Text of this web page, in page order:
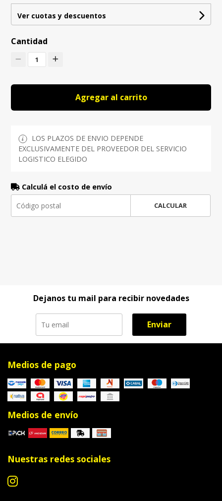
Ver cuotas y descuentos
Cantidad
1
Agregar al carrito
LOS PLAZOS DE ENVIO DEPENDE
EXCLUSIVAMENTE DEL PROVEEDOR DEL SERVICIO
LOGISTICO ELEGIDO
Calculá el costo de envío
CALCULAR
Dejanos tu mail para recibir novedades
Enviar
Medios de pago
Medios de envío
Nuestras redes sociales